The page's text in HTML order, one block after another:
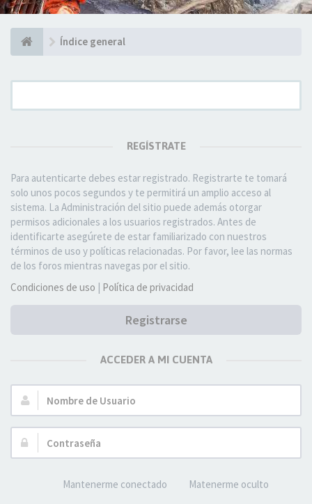
Índice general
REGÍSTRATE
Para autenticarte debes estar registrado. Registrarte te tomará
solo unos pocos segundos y te permitirá un amplio acceso al
sistema. La Administración del sitio puede además otorgar
permisos adicionales a los usuarios registrados. Antes de
identificarte asegúrete de estar familiarizado con nuestros
términos de uso y políticas relacionadas. Por favor, lee las normas
de los foros mientras navegas por el sitio.
Condiciones de uso | Política de privacidad
Registrarse
ACCEDER A MI CUENTA
Nombre
de
Usuario:
Contraseña:
Mantenerme conectado Matenerme oculto